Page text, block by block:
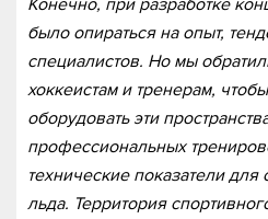
было опираться на опыт,
специалистов. Но мы
хоккеистам и тренерам,
оборудовать эти
профессиональных
технические показатели для
льда. Территория